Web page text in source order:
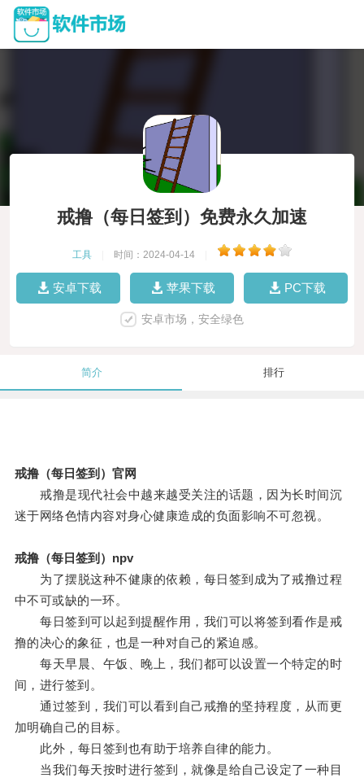
戒撸（每日签到）免费永久加速
工具 时间：2024-04-14
安卓下载 苹果下载 PC下载
安卓市场，安全绿色
简介 排行
戒撸（每日签到）官网
戒撸是现代社会中越来越受关注的话题，因为长时间沉
迷于网络色情内容对身心健康造成的负面影响不可忽视。
戒撸（每日签到）npv
为了摆脱这种不健康的依赖，每日签到成为了戒撸过程
中不可或缺的一环。
每日签到可以起到提醒作用，我们可以将签到看作是戒
撸的决心的象征，也是一种对自己的紧迫感。
每天早晨、午饭、晚上，我们都可以设置一个特定的时
间，进行签到。
通过签到，我们可以看到自己戒撸的坚持程度，从而更
加明确自己的目标。
此外，每日签到也有助于培养自律的能力。
当我们每天按时进行签到，就像是给自己设定了一种目